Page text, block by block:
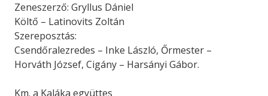
Zeneszerző: Gryllus Dániel
Költő – Latinovits Zoltán
Szereposztás:
Csendőralezredes – Inke László, Őrmester –
Horváth József, Cigány – Harsányi Gábor.
Km. a Kaláka együttes